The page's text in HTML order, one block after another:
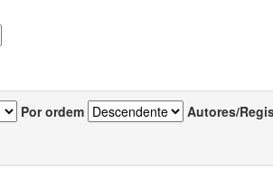
Por ordem Autores/